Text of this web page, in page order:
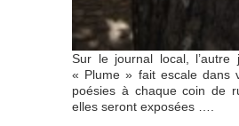
Sur le journal local,
« Plume » fait escale dans
poésies à chaque coin de
elles seront exposées ….